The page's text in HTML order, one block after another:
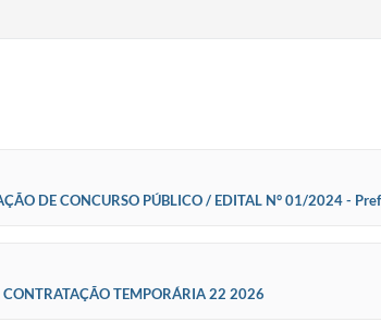
DE CONCURSO PÚBLICO / EDITAL N° 01/2024 -
CONTRATAÇÃO TEMPORÁRIA 22 2026